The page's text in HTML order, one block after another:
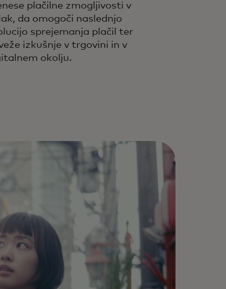
plačilne zmogljivosti v
da omogoči naslednjo
sprejemanja plačil ter
izkušnje v trgovini in v
okolju.